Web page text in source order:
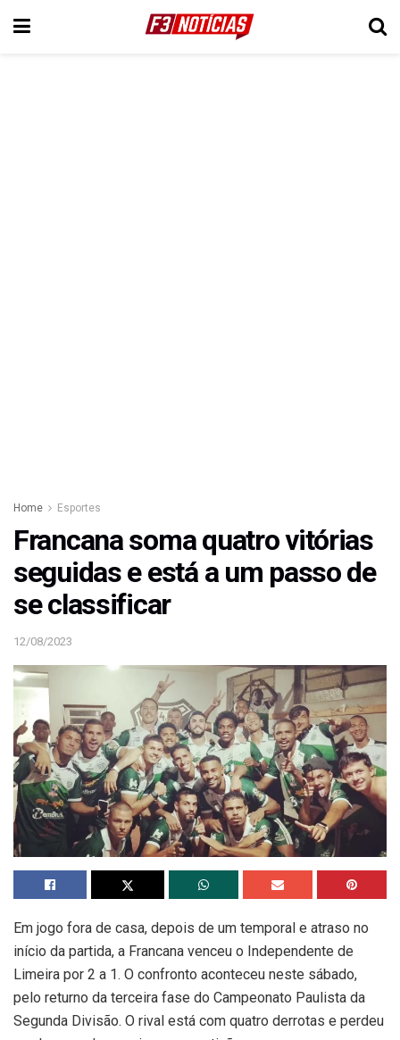
Home Esportes
Francana soma quatro vitórias
seguidas e está a um passo de
se classificar
12/08/2023
Em jogo fora de casa, depois de um temporal e atraso no
início da partida, a Francana venceu o Independente de
Limeira por 2 a 1. O confronto aconteceu neste sábado,
pelo returno da terceira fase do Campeonato Paulista da
Segunda Divisão. O rival está com quatro derrotas e perdeu